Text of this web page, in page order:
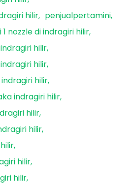
hilir
penjualpertamini
nozzle di indragiri hilir
hilir
hilir
hilir
indragiri hilir
hilir
hilir
hilir
hilir